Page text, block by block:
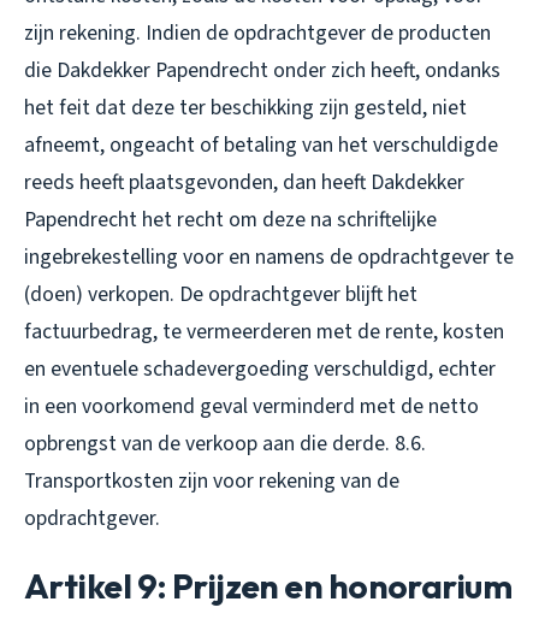
zijn rekening. Indien de opdrachtgever de producten
die Dakdekker Papendrecht onder zich heeft, ondanks
het feit dat deze ter beschikking zijn gesteld, niet
afneemt, ongeacht of betaling van het verschuldigde
reeds heeft plaatsgevonden, dan heeft Dakdekker
Papendrecht het recht om deze na schriftelijke
ingebrekestelling voor en namens de opdrachtgever te
(doen) verkopen. De opdrachtgever blijft het
factuurbedrag, te vermeerderen met de rente, kosten
en eventuele schadevergoeding verschuldigd, echter
in een voorkomend geval verminderd met de netto
opbrengst van de verkoop aan die derde. 8.6.
Transportkosten zijn voor rekening van de
opdrachtgever.
Artikel 9: Prijzen en honorarium